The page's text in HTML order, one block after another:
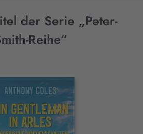
der Serie „Peter-
Reihe“